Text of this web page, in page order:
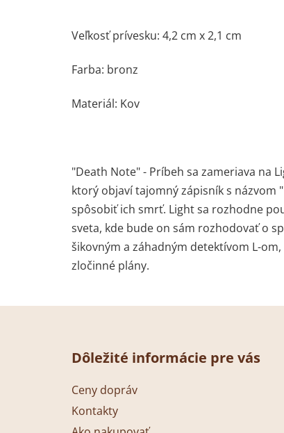
Veľkosť prívesku: 4,2 cm x 2,1 cm
Farba: bronz
Materiál: Kov
"Death Note" - Príbeh sa zameriava na
ktorý objaví tajomný zápisník s názvom
spôsobiť ich smrť. Light sa rozhodne
sveta, kde bude on sám rozhodovať o
šikovným a záhadným detektívom L-
zločinné plány.
Dôležité informácie pre vás
Ceny dopráv
Kontakty